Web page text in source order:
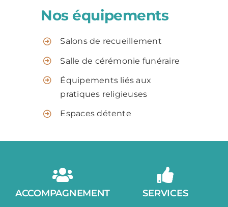
Nos équipements
Salons de recueillement
Salle de cérémonie funéraire
Équipements liés aux
pratiques religieuses
Espaces détente
SERVICES
ACCOMPAGNEMENT